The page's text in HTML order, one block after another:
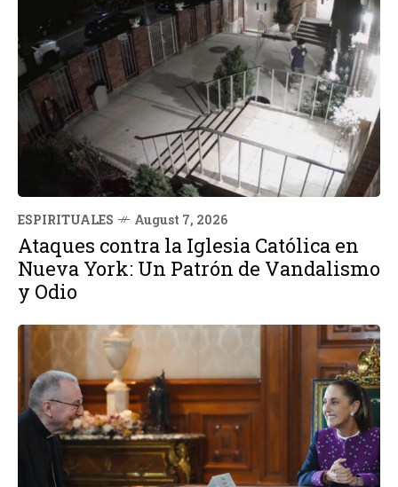
ESPIRITUALES August 7, 2026
Ataques contra la Iglesia Católica en
Nueva York: Un Patrón de Vandalismo
y Odio